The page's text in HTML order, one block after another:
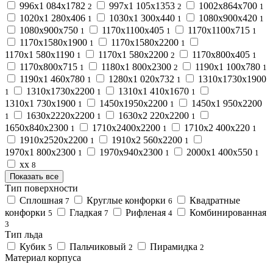
996х1 084х1782 2 997х1 105х1353 2 1002х864х700 1
1020х1 280х406 1 1030х1 300х440 1 1080х900х420 1
1080х900х750 1 1170х1100х405 1 1170х1100х715 1
1170х1580х1900 1 1170х1580х2200 1
1170х1 580х1190 1 1170х1 580х2200 2 1170х800х405 1
1170х800х715 1 1180х1 800х2300 2 1190х1 100х780 1
1190х1 460х780 1 1280х1 020х732 1 1310х1730х1900
1 1310х1730х2200 1 1310х1 410х1670 1
1310х1 730х1900 1 1450х1950х2200 1 1450х1 950х2200
1 1630х2220х2200 1 1630х2 220х2200 1
1650х840х2300 1 1710х2400х2200 1 1710х2 400х220 1
1910х2520х2200 1 1910х2 560х2200 1
1970х1 800х2300 1 1970х940х2300 1 2000х1 400х550 1
хх 8
Показать все
Тип поверхности
Сплошная 7 Круглые конфорки 6
Квадратные
конфорки 5 Гладкая 7 Рифленая 4 Комбинированная
3
Тип льда
Кубик 5 Пальчиковый 2 Пирамидка 2
Материал корпуса